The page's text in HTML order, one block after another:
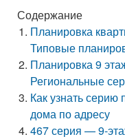
Содержание
Планировка
Типовые
Планировка 9
Региональные
Как узнать серию
дома по адресу
467 серия — 9-